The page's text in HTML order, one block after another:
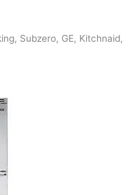
Subzero, GE, Kitchnaid,